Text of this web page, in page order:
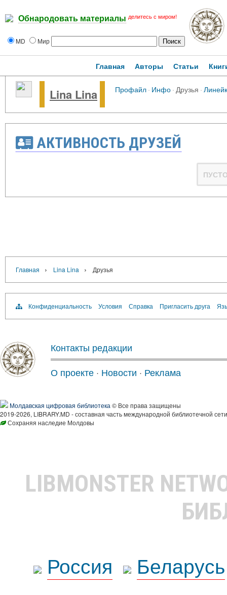
Обнародовать материалы делитесь с миром!
MD Мир
Главная Авторы Статьи
Lina Lina Профайл· Инфо· Друзья ·
АКТИВНОСТЬ ДРУЗЕЙ
Главная › Lina Lina › Друзья
Конфиденциальность Условия Справка Пригласить друга
Контакты редакции
О проекте · Новости · Реклама
Молдавская цифровая библиотека © Все права защищены
2019-2026, LIBRARY.MD - составная часть международной библиотечной
Сохраняя наследие Молдовы
LIBMONSTER
Россия
Беларусь